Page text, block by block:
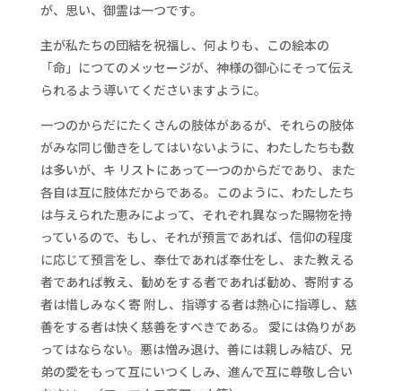
が、思い、御霊は一つです。
主が私たちの団結を祝福し、何よりも、この絵本の
「命」につてのメッセージが、神様の御心にそって伝え
られるよう導いてくださいますように。
一つのからだにたくさんの肢体があるが、それらの肢体
がみな同じ働きをしてはいないように、わたしたちも数
は多いが、キ リストにあって一つのからだであり、また
各自は互に肢体だからである。このように、わたしたち
は与えられた恵みによって、それぞれ異なった賜物を持
っているので、もし、それが預言であれば、信仰の程度
に応じて預言をし、奉仕であれば奉仕をし、また教える
者であれば教え、勧めをする者であれば勧め、寄附する
者は惜しみなく寄 附し、指導する者は熱心に指導し、慈
善をする者は快く慈善をすべきである。 愛には偽りがあ
ってはならない。悪は憎み退け、善には親しみ結び、兄
弟の愛をもって互にいつくしみ、進んで互に尊敬し合い